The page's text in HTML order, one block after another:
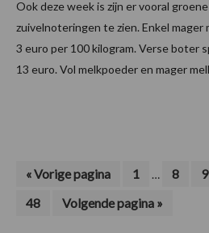
Ook deze week is zijn er vooral
zuivelnoteringen te zien. Enkel
3 euro per 100 kilogram. Verse boter
13 euro. Vol melkpoeder en mager
«Ga
Vorige pagina Pagina
1
Interim
zijn
… Pagina
8 9
Pagina
48
Ga
naar
Volgende pagina »